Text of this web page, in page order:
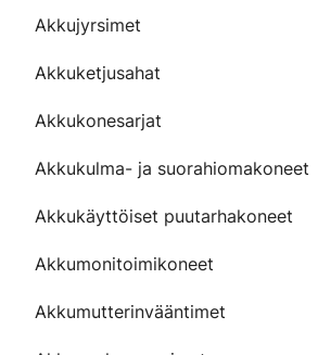
Akkujyrsimet
Akkuketjusahat
Akkukonesarjat
Akkukulma- ja suorahiomakoneet
Akkukäyttöiset puutarhakoneet
Akkumonitoimikoneet
Akkumutterinvääntimet